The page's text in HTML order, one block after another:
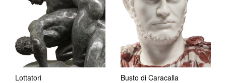
Lottatori Busto di Caracalla